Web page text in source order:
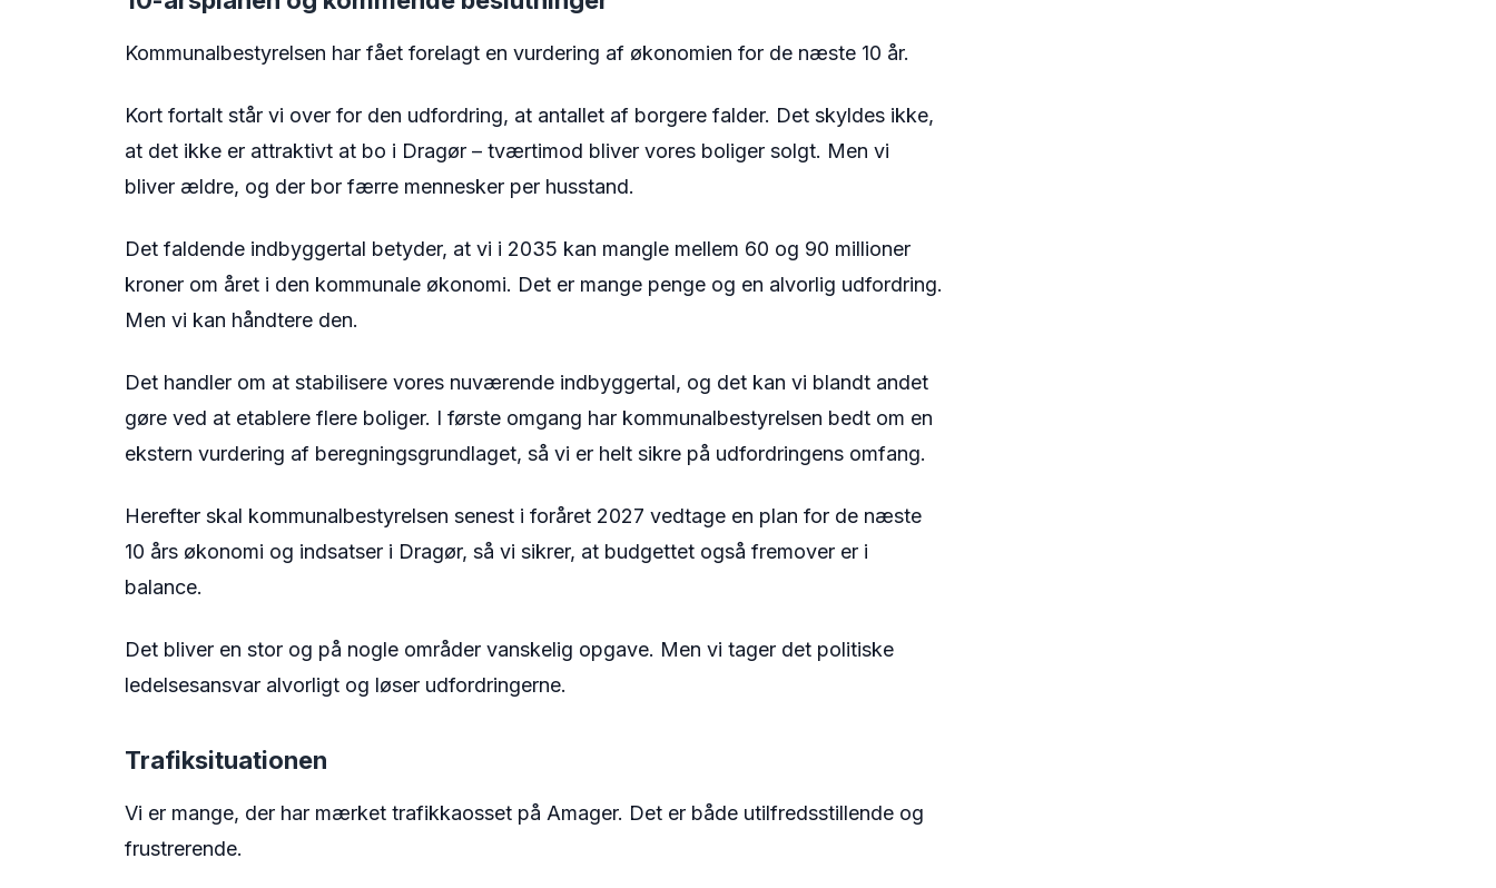
Kommunalbestyrelsen har fået forelagt en vurdering af økonomien for de næste 10 år.
Kort fortalt står vi over for den udfordring, at antallet af borgere falder. Det skyldes ikke,
at det ikke er attraktivt at bo i Dragør – tværtimod bliver vores boliger solgt. Men vi
bliver ældre, og der bor færre mennesker per husstand.
Det faldende indbyggertal betyder, at vi i 2035 kan mangle mellem 60 og 90 millioner
kroner om året i den kommunale økonomi. Det er mange penge og en alvorlig udfordring.
Men vi kan håndtere den.
Det handler om at stabilisere vores nuværende indbyggertal, og det kan vi blandt andet
gøre ved at etablere flere boliger. I første omgang har kommunalbestyrelsen bedt om en
ekstern vurdering af beregningsgrundlaget, så vi er helt sikre på udfordringens omfang.
Herefter skal kommunalbestyrelsen senest i foråret 2027 vedtage en plan for de næste
10 års økonomi og indsatser i Dragør, så vi sikrer, at budgettet også fremover er i
balance.
Det bliver en stor og på nogle områder vanskelig opgave. Men vi tager det politiske
ledelsesansvar alvorligt og løser udfordringerne.
Trafiksituationen
Vi er mange, der har mærket trafikkaosset på Amager. Det er både utilfredsstillende og
frustrerende.